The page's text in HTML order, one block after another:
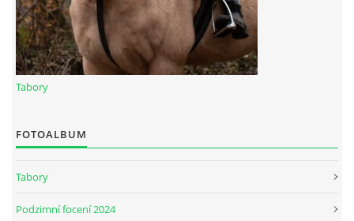
© 2026 eStránky.cz
Tabory
FOTOALBUM
Tabory
Podzimní focení 2024